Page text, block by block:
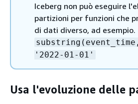
Iceberg non può eseguire
partizioni per funzioni che
di dati diverso, ad esempio.
'2022-01-01'
Usa l'evoluzione delle